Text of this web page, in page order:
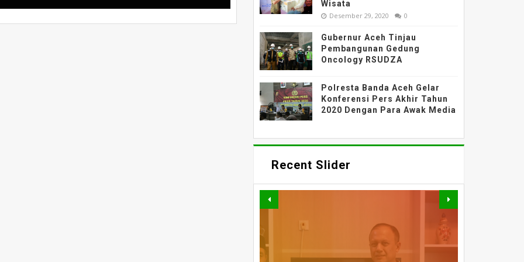
Wisata
Desember 29, 2020 0
Gubernur Aceh Tinjau
Pembangunan Gedung
Oncology RSUDZA
Polresta Banda Aceh Gelar
Konferensi Pers Akhir Tahun
2020 Dengan Para Awak Media
Recent Slider
PERKUAT AKSES DAN